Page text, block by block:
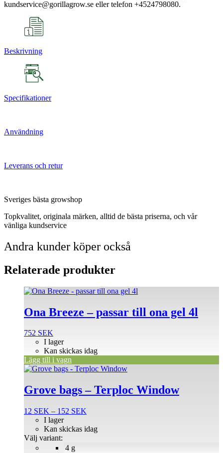
kundservice@gorillagrow.se eller telefon +4524798080.
Beskrivning
Specifikationer
Användning
Leverans och retur
Sveriges bästa growshop
Topkvalitet, originala märken, alltid de bästa priserna, och vår
vänliga kundservice
Andra kunder köper också
Relaterade produkter
Ona Breeze – passar till ona gel 4l
752 SEK
I lager
Kan skickas idag
Lägg till i vagn
Grove bags – Terploc Window
12 SEK – 152 SEK
till
4 g
I lager
Kan skickas idag
Välj variant:
Den
produkten
har
varianter.
olika
alternativen